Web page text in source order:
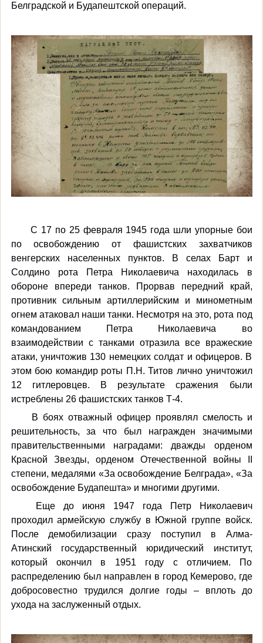
Белградской и Будапештской операций.
С 17 по 25 февраля 1945 года шли упорные бои
по освобождению от фашистских захватчиков
венгерских населенных пунктов. В селах Барт и
Солдино рота Петра Николаевича находилась в
обороне впереди танков. Прорвав передний край,
противник сильным артиллерийским и минометным
огнем атаковал наши танки. Несмотря на это, рота под
командованием Петра Николаевича во
взаимодействии с танками отразила все вражеские
атаки, уничтожив 130 немецких солдат и офицеров. В
этом бою командир роты П.Н. Титов лично уничтожил
12 гитлеровцев. В результате сражения были
истреблены 26 фашистских танков Т-4.
В боях отважный офицер проявлял смелость и
решительность, за что был награжден значимыми
правительственными наградами:
дважды орденом
Красной Звезды, орденом Отечественной войны II
степени, медалями «За освобождение Белграда», «За
освобождение Будапешта» и многими другими.
Еще до июня 1947 года Петр Николаевич
проходил армейскую службу в Южной группе войск.
После демобилизации сразу поступил в Алма-
Атинский государственный юридический институт,
который окончил в 1951 году с отличием. По
распределению был направлен в город Кемерово, где
добросовестно трудился долгие годы – вплоть до
ухода на заслуженный отдых.